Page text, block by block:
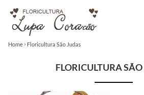
Home Floricultura São Judas
FLORICULTURA